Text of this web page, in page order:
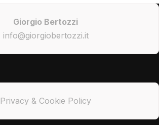
Giorgio Bertozzi
info@giorgiobertozzi.it
Privacy & Cookie Policy